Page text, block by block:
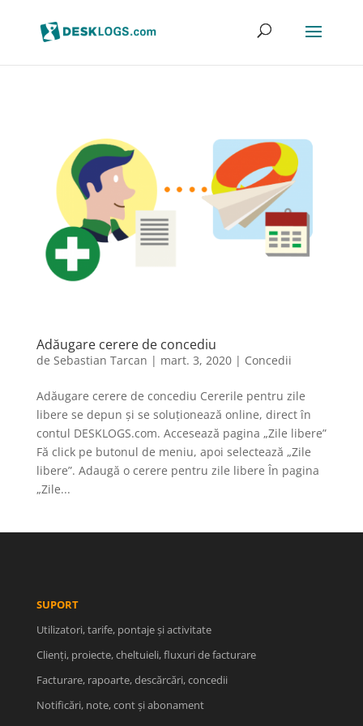
Adăugare cerere de concediu
de Sebastian Tarcan | mart. 3, 2020| Concedii
Adăugare cerere de concediu Cererile pentru zile
libere se depun și se soluționează online, direct în
contul DESKLOGS.com. Accesează pagina „Zile libere”
Fă click pe butonul de meniu, apoi selectează „Zile
libere”. Adaugă o cerere pentru zile libere În pagina
„Zile...
SUPORT
Utilizatori, tarife, pontaje și activitate
Clienți, proiecte, cheltuieli, fluxuri de facturare
Facturare, rapoarte, descărcări, concedii
Notificări, note, cont și abonament